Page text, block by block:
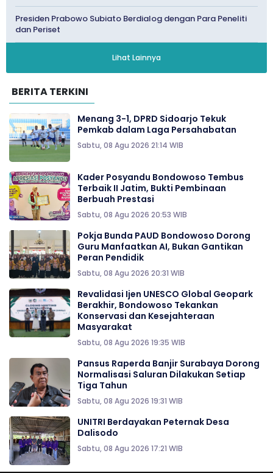
Presiden Prabowo Subiato Berdialog dengan Para Peneliti
dan Periset
Lihat Lainnya
BERITA TERKINI
Menang 3-1, DPRD Sidoarjo Tekuk
Pemkab dalam Laga Persahabatan
Sabtu, 08 Agu 2026 21:14 WIB
Kader Posyandu Bondowoso Tembus
Terbaik II Jatim, Bukti Pembinaan
Berbuah Prestasi
Sabtu, 08 Agu 2026 20:53 WIB
Pokja Bunda PAUD Bondowoso Dorong
Guru Manfaatkan AI, Bukan Gantikan
Peran Pendidik
Sabtu, 08 Agu 2026 20:31 WIB
Revalidasi Ijen UNESCO Global Geopark
Berakhir, Bondowoso Tekankan
Konservasi dan Kesejahteraan
Masyarakat
Sabtu, 08 Agu 2026 19:35 WIB
Pansus Raperda Banjir Surabaya Dorong
Normalisasi Saluran Dilakukan Setiap
Tiga Tahun
Sabtu, 08 Agu 2026 19:31 WIB
UNITRI Berdayakan Peternak Desa
Dalisodo
Sabtu, 08 Agu 2026 17:21 WIB